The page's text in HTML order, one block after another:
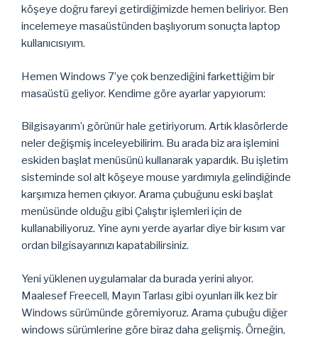
köşeye doğru fareyi getirdiğimizde hemen beliriyor. Ben
incelemeye masaüstünden başlıyorum sonuçta laptop
kullanıcısıyım.
Hemen Windows 7’ye çok benzediğini farkettiğim bir
masaüstü geliyor. Kendime göre ayarlar yapyıorum:
Bilgisayarım’ı görünür hale getiriyorum. Artık klasörlerde
neler değişmiş inceleyebilirim. Bu arada biz ara işlemini
eskiden başlat menüsünü kullanarak yapardık. Bu işletim
sisteminde sol alt köşeye mouse yardımıyla gelindiğinde
karşımıza hemen çıkıyor. Arama çubuğunu eski başlat
menüsünde olduğu gibi Çalıştır işlemleri için de
kullanabiliyoruz. Yine aynı yerde ayarlar diye bir kısım var
ordan bilgisayarınızı kapatabilirsiniz.
Yeni yüklenen uygulamalar da burada yerini alıyor.
Maalesef Freecell, Mayın Tarlası gibi oyunları ilk kez bir
Windows sürümünde göremiyoruz. Arama çubuğu diğer
windows sürümlerine göre biraz daha gelişmiş. Örneğin,